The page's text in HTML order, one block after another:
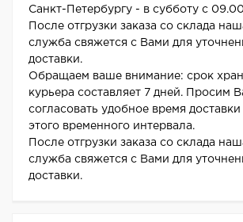
Санкт-Петербургу - в субботу с
После отгрузки заказа со склада
служба свяжется с Вами для
доставки.
Обращаем ваше внимание: срок
курьера составляет 7 дней. Просим
согласовать удобное время
этого временного интервала.
После отгрузки заказа со склада
служба свяжется с Вами для
доставки.